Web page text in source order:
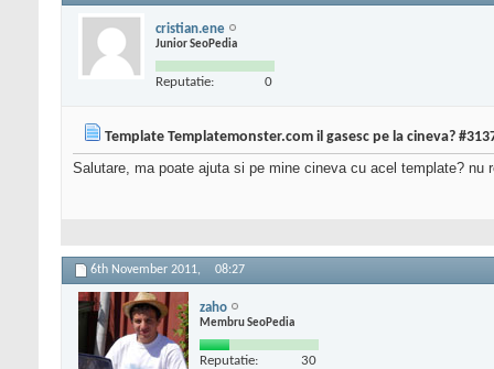
cristian.ene
Junior SeoPedia
Reputatie: 0
Template Templatemonster.com il gasesc pe la cineva?
Salutare, ma poate ajuta si pe mine cineva cu acel template? nu
6th November 2011, 08:27
zaho
Membru SeoPedia
Reputatie: 30